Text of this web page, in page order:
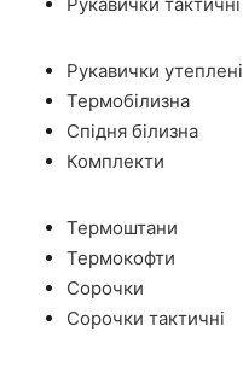
Рукавички утеплені
Термобілизна
Спідня білизна
Комплекти
Термоштани
Термокофти
Сорочки
Сорочки тактичні